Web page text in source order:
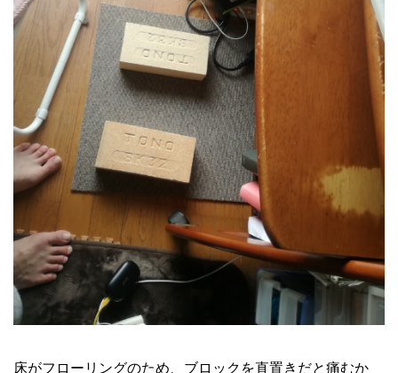
床がフローリングのため、ブロックを直置きだと痛むか